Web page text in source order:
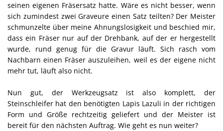
seinen eigenen Fräsersatz hatte. Wäre es nicht besser, wenn
sich zumindest zwei Graveure einen Satz teilten? Der Meister
schmunzelte über meine Ahnungslosigkeit und beschied mir,
dass ein Fräser nur auf der Drehbank, auf der er hergestellt
wurde, rund genug für die Gravur läuft. Sich rasch vom
Nachbarn einen Fräser auszuleihen, weil es der eigene nicht
mehr tut, läuft also nicht.
Nun gut, der Werkzeugsatz ist also komplett, der
Steinschleifer hat den benötigten Lapis Lazuli in der richtigen
Form und Größe rechtzeitig geliefert und der Meister ist
bereit für den nächsten Auftrag. Wie geht es nun weiter?